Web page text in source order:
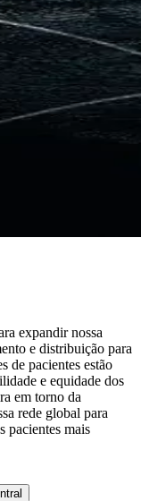
expandir nossa
e distribuição para
de pacientes estão
e equidade dos
em torno da
rede global para
pacientes mais